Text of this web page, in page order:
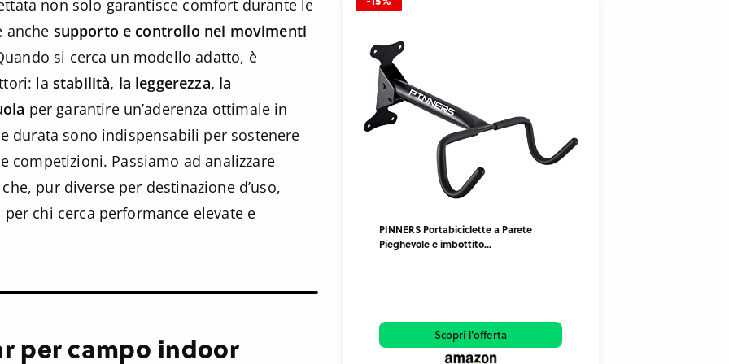
non solo garantisce comfort durante le
anche supporto e controllo nei movimenti
si cerca un modello adatto, è
la stabilità, la leggerezza, la
per garantire un’aderenza ottimale in
durata sono indispensabili per sostenere
competizioni. Passiamo ad analizzare
pur diverse per destinazione d’uso,
chi cerca performance elevate e
per campo indoor
PINNERS Portabiciclette a Parete
Pieghevole e imbottito...
Scopri l'offerta